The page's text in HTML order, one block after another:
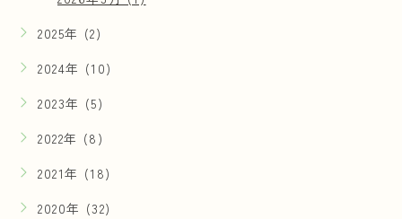
2025年 (2)
2024年 (10)
2023年 (5)
2022年 (8)
2021年 (18)
2020年 (32)